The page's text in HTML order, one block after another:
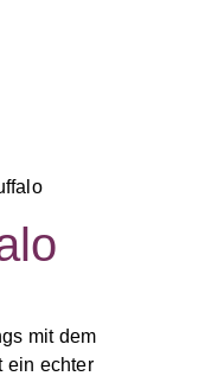
mit dem
ein echter